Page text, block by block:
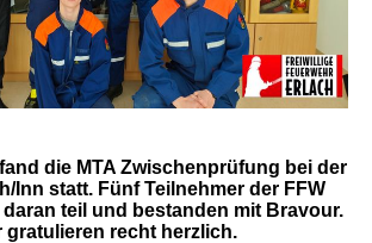
die MTA Zwischenprüfung bei der
Inn statt. Fünf Teilnehmer der FFW
daran teil und bestanden mit Bravour.
gratulieren recht herzlich.